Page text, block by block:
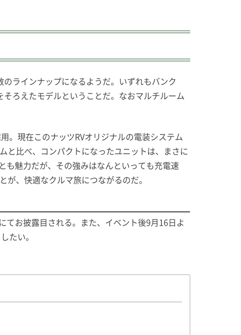
ラインナップになるようだ。いずれもバンク
ろえたモデルということだ。なおマルチルーム
。現在このナッツRVオリジナルの電装システム
比べ、コンパクトになったユニットは、まさに
魅力だが、その強みはなんといっても充電速
、快適なクルマ旅につながるのだ。
てお披露目される。また、イベント後9月16日よ
たい。